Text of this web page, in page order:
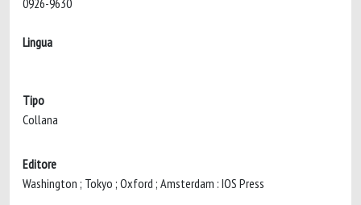
Lingua
Tipo
Collana
Editore